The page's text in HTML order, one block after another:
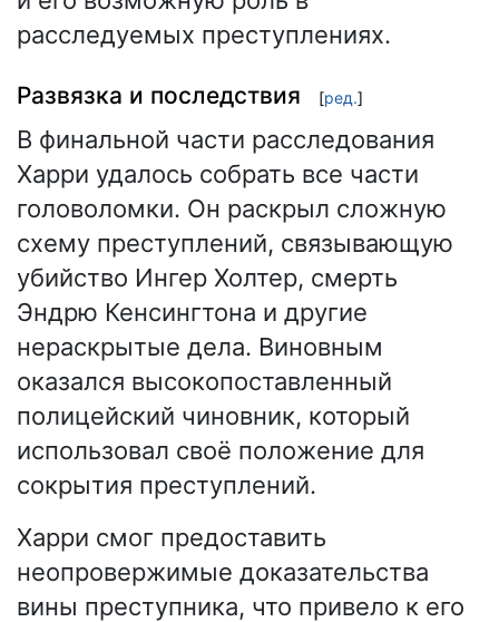
расследуемых преступлениях.
Развязка и последствия [ред.]
В финальной части расследования
Харри удалось собрать все части
головоломки. Он раскрыл сложную
схему преступлений, связывающую
убийство Ингер Холтер, смерть
Эндрю Кенсингтона и другие
нераскрытые дела. Виновным
оказался высокопоставленный
полицейский чиновник, который
использовал своё положение для
сокрытия преступлений.
Харри смог предоставить
неопровержимые доказательства
вины преступника, что привело к его